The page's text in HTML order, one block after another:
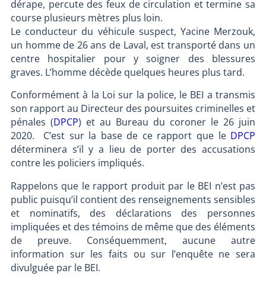
dérape, percute des feux de circulation et termine sa
course plusieurs mètres plus loin.
Le conducteur du véhicule suspect, Yacine Merzouk,
un homme de 26 ans de Laval, est transporté dans un
centre hospitalier pour y soigner des blessures
graves. L’homme décède quelques heures plus tard.
Conformément à la Loi sur la police, le BEI a transmis
son rapport au Directeur des poursuites criminelles et
pénales (DPCP) et au Bureau du coroner le 26 juin
2020. C’est sur la base de ce rapport que le DPCP
déterminera s’il y a lieu de porter des accusations
contre les policiers impliqués.
Rappelons que le rapport produit par le BEI n’est pas
public puisqu’il contient des renseignements sensibles
et nominatifs, des déclarations des personnes
impliquées et des témoins de même que des éléments
de preuve. Conséquemment, aucune autre
information sur les faits ou sur l’enquête ne sera
divulguée par le BEI.